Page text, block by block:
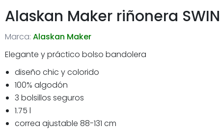
Alaskan Maker riñonera
Marca: Alaskan Maker
Elegante y práctico bolso bandolera
diseño chic y colorido
100% algodón
3 bolsillos seguros
1.75 l
correa ajustable 88-131 cm